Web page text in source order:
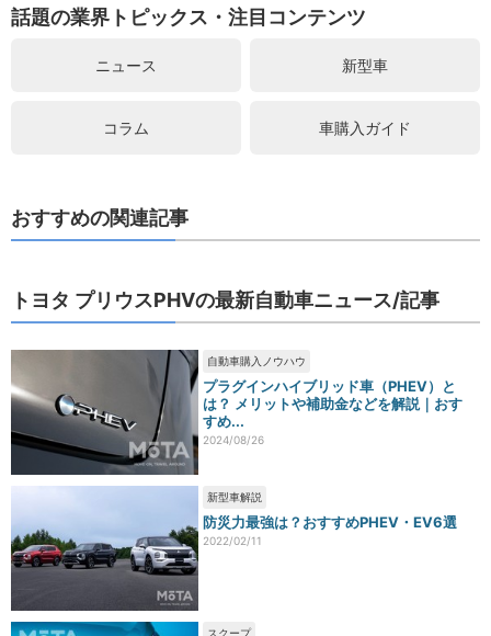
話題の業界トピックス・注目コンテンツ
ニュース 新型車
コラム 車購入ガイド
おすすめの関連記事
トヨタ プリウスPHVの最新自動車ニュース/記事
自動車購入ノウハウ
プラグインハイブリッド車（PHEV）と
は？ メリットや補助金などを解説｜おす
すめ...
2024/08/26
新型車解説
防災力最強は？おすすめPHEV・EV6選
2022/02/11
スクープ